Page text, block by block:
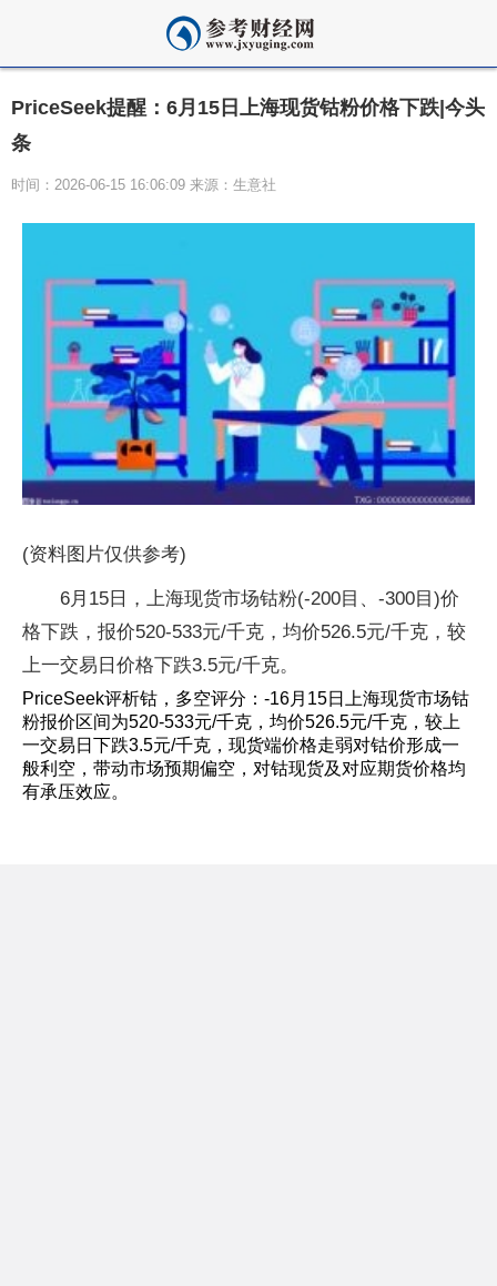
PriceSeek提醒：6月15日上海现货钴粉价格下跌|今头
条
时间：2026-06-15 16:06:09 来源：生意社
(资料图片仅供参考)
6月15日，上海现货市场钴粉(-200目、-300目)价
格下跌，报价520-533元/千克，均价526.5元/千克，较
上一交易日价格下跌3.5元/千克。
PriceSeek评析钴，多空评分：-16月15日上海现货市场钴
粉报价区间为520-533元/千克，均价526.5元/千克，较上
一交易日下跌3.5元/千克，现货端价格走弱对钴价形成一
般利空，带动市场预期偏空，对钴现货及对应期货价格均
有承压效应。